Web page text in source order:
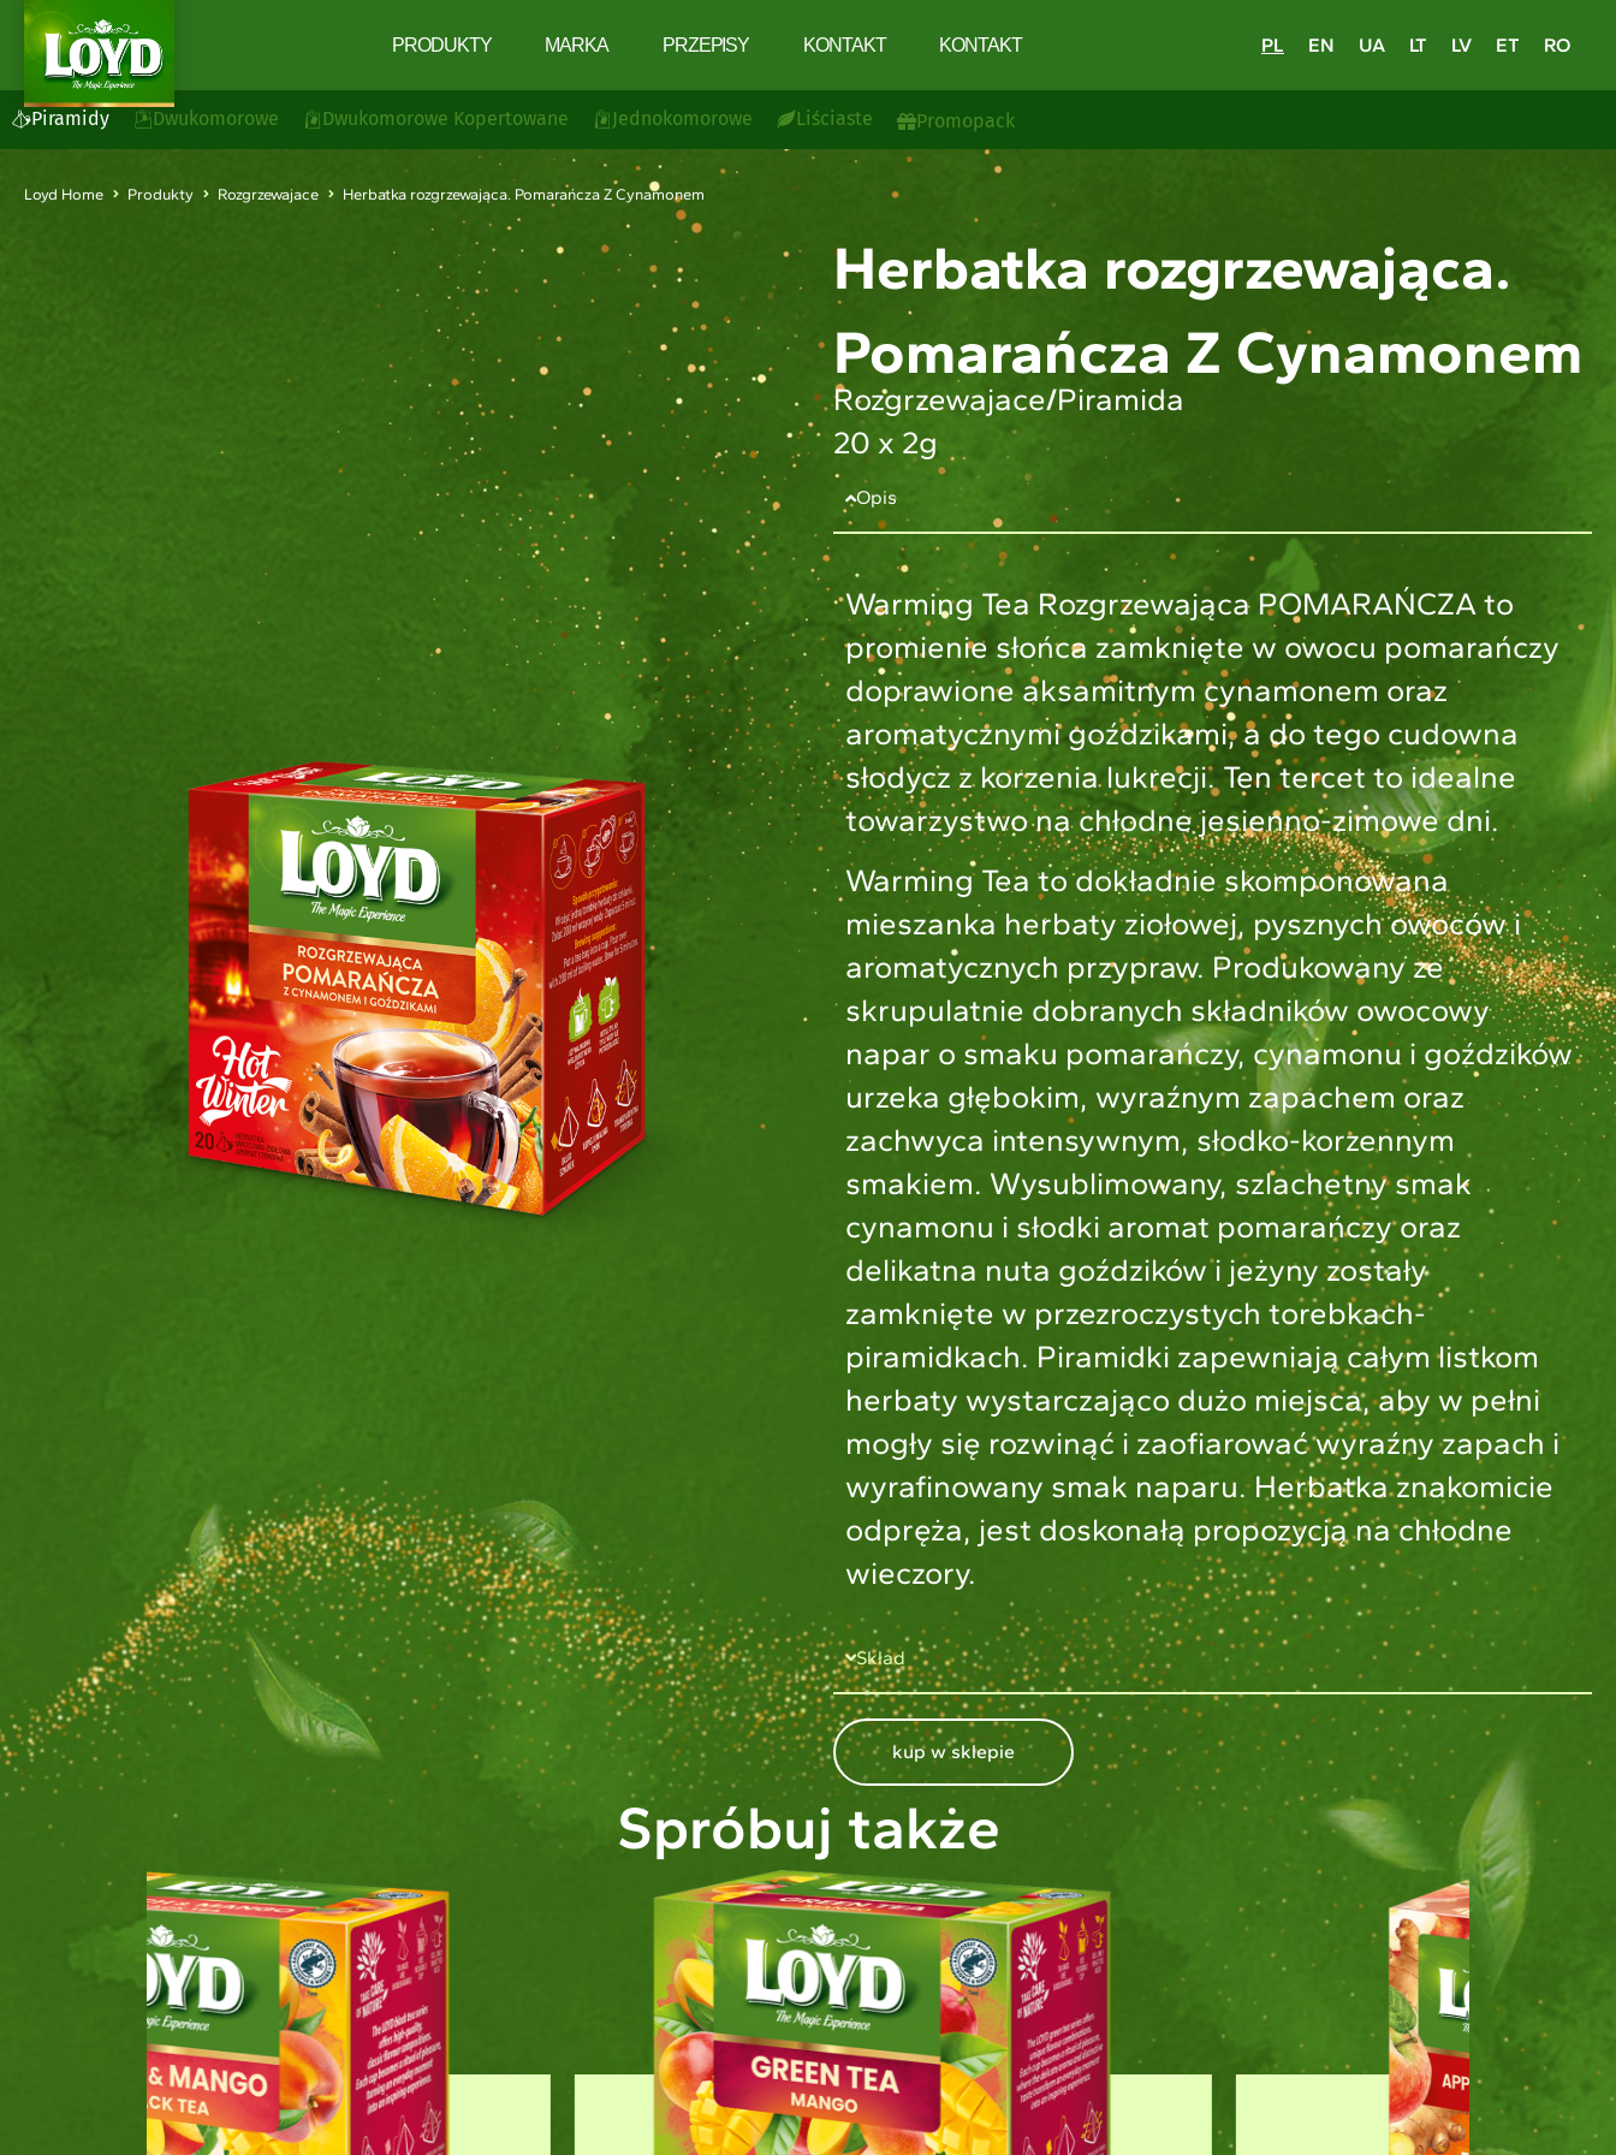
PRODUKTY MARKA PRZEPISY KONTAKT KONTAKT PL EN UA LT LV ET RO
Piramidy Dwukomorowe Dwukomorowe Kopertowane Jednokomorowe Liściaste Promopack
Loyd Home Produkty Rozgrzewajace Herbatka rozgrzewająca. Pomarańcza Z Cynamonem
Herbatka rozgrzewająca.
Pomarańcza Z Cynamonem
Rozgrzewajace/Piramida
20 x 2g
Opis
Warming Tea Rozgrzewająca POMARAŃCZA to
promienie słońca zamknięte w owocu pomarańczy
doprawione aksamitnym cynamonem oraz
aromatycznymi goździkami, a do tego cudowna
słodycz z korzenia lukrecji. Ten tercet to idealne
towarzystwo na chłodne jesienno-zimowe dni.
Warming Tea to dokładnie skomponowana
mieszanka herbaty ziołowej, pysznych owoców i
aromatycznych przypraw. Produkowany ze
skrupulatnie dobranych składników owocowy
napar o smaku pomarańczy, cynamonu i goździków
urzeka głębokim, wyraźnym zapachem oraz
zachwyca intensywnym, słodko-korzennym
smakiem. Wysublimowany, szlachetny smak
cynamonu i słodki aromat pomarańczy oraz
delikatna nuta goździków i jeżyny zostały
zamknięte w przezroczystych torebkach-
piramidkach. Piramidki zapewniają całym listkom
herbaty wystarczająco dużo miejsca, aby w pełni
mogły się rozwinąć i zaofiarować wyraźny zapach i
wyrafinowany smak naparu. Herbatka znakomicie
odpręża, jest doskonałą propozycją na chłodne
wieczory.
Skład
kup w sklepie
Spróbuj także